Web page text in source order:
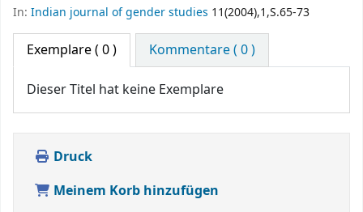
In: Indian journal of gender studies 11(2004),1,S.65-73
Exemplare( 0 ) Kommentare ( 0 )
Dieser Titel hat keine Exemplare
Druck
Meinem Korb hinzufügen